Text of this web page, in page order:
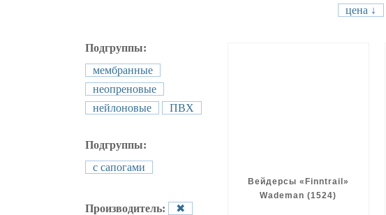
цена ↓
Подгруппы:
мембранные
неопреновые
нейлоновые
ПВХ
Подгруппы:
с сапогами
Производитель: ✖
Вейдерсы «Finntrail»
Wademan (1524)